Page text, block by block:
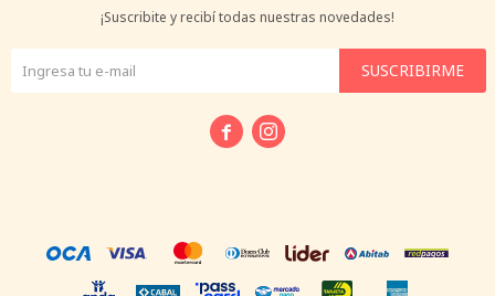
¡Suscribite y recibí todas nuestras novedades!
SUSCRIBIRME
 